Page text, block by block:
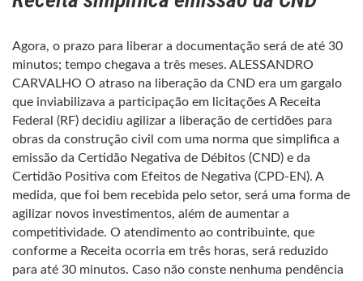
Agora, o prazo para liberar a documentação será de até 30
minutos; tempo chegava a três meses. ALESSANDRO
CARVALHO O atraso na liberação da CND era um gargalo
que inviabilizava a participação em licitações A Receita
Federal (RF) decidiu agilizar a liberação de certidões para
obras da construção civil com uma norma que simplifica a
emissão da Certidão Negativa de Débitos (CND) e da
Certidão Positiva com Efeitos de Negativa (CPD-EN). A
medida, que foi bem recebida pelo setor, será uma forma de
agilizar novos investimentos, além de aumentar a
competitividade. O atendimento ao contribuinte, que
conforme a Receita ocorria em três horas, será reduzido
para até 30 minutos. Caso não conste nenhuma pendência